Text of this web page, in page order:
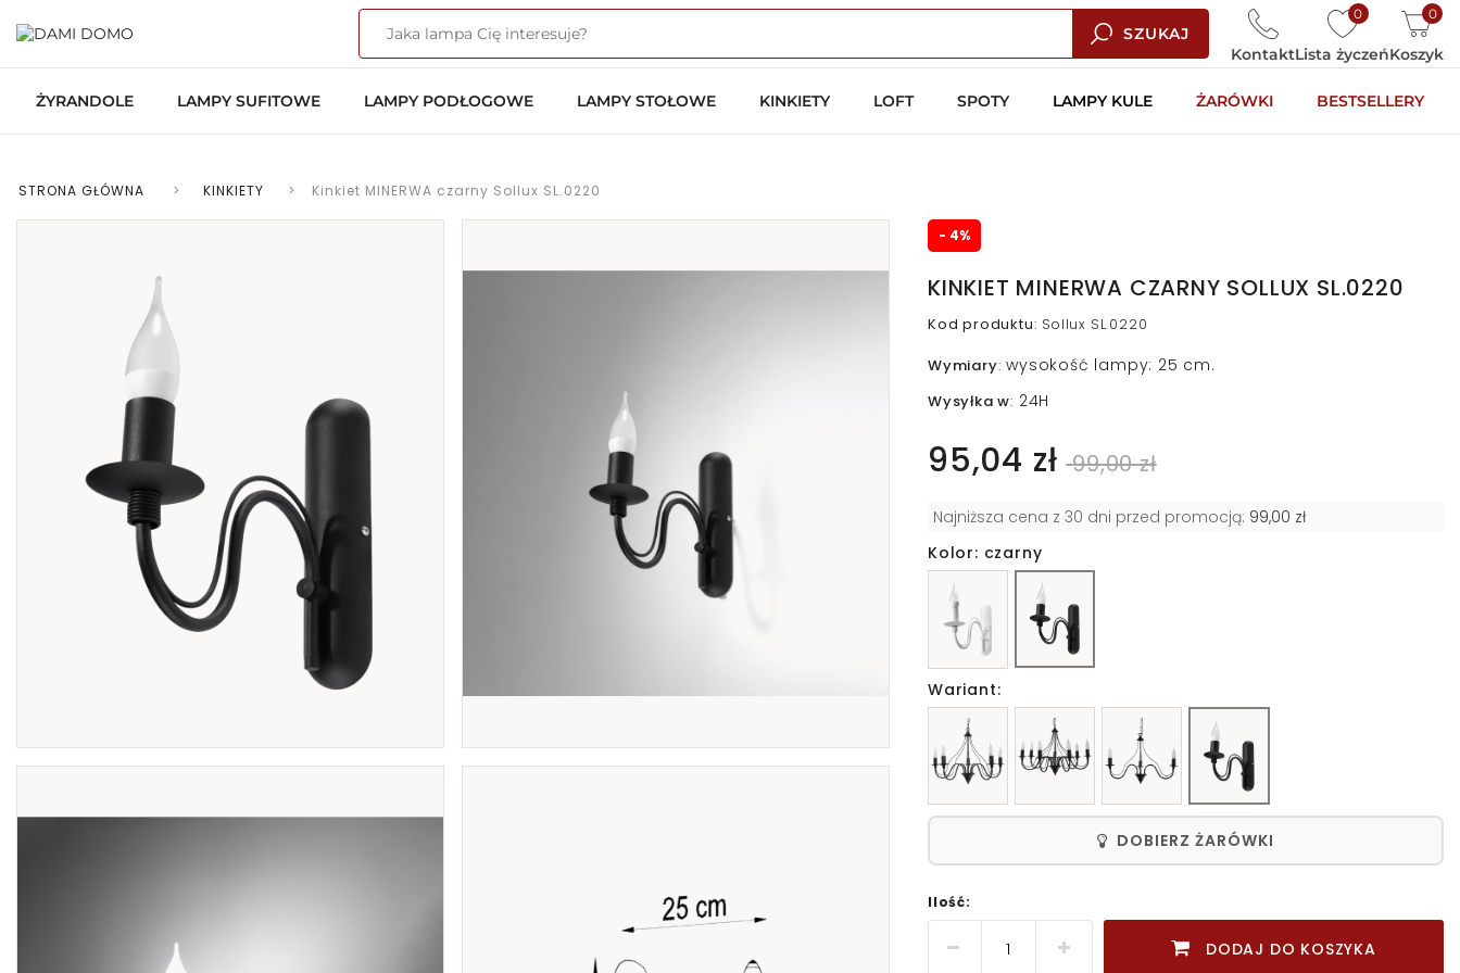
SZUKAJ
0
Lista życzeń
0
Koszyk
Kontakt
ŻYRANDOLE LAMPY SUFITOWE LAMPY PODŁOGOWE LAMPY STOŁOWE KINKIETY LOFT SPOTY LAMPY KULE ŻARÓWKI BESTSELLERY
STRONA GŁÓWNA > KINKIETY > Kinkiet MINERWA czarny Sollux SL.0220
- 4%
KINKIET MINERWA CZARNY SOLLUX SL.0220
Kod produktu: Sollux SL.0220
Wymiary: wysokość lampy: 25 cm.
Wysyłka w: 24H
95,04 zł 99,00 zł
Najniższa cena z 30 dni przed promocją: 99,00 zł
Kolor: czarny
Wariant:
DOBIERZ ŻARÓWKI
Ilość:
DODAJ DO KOSZYKA